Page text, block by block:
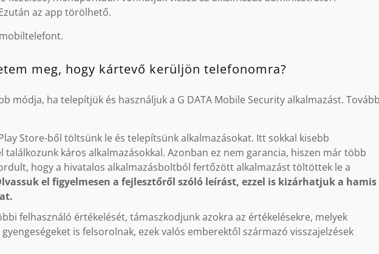
az app törölhető.
meg, hogy kártevő kerüljön telefonomra?
módja, ha telepítjük és használjuk a G DATA Mobile Security alkalmazást.
Store-ből töltsünk le és telepítsünk alkalmazásokat. Itt sokkal kisebb
találkozunk káros alkalmazásokkal. Azonban ez nem garancia, hiszen már több
hogy a hivatalos alkalmazásboltból fertőzött alkalmazást töltöttek le a
el figyelmesen a fejlesztőről szóló leírást, ezzel is kizárhatjuk a hamis
felhasználó értékelését, támaszkodjunk azokra az értékelésekre, melyek
is felsorolnak, ezek valós emberektől származó visszajelzések